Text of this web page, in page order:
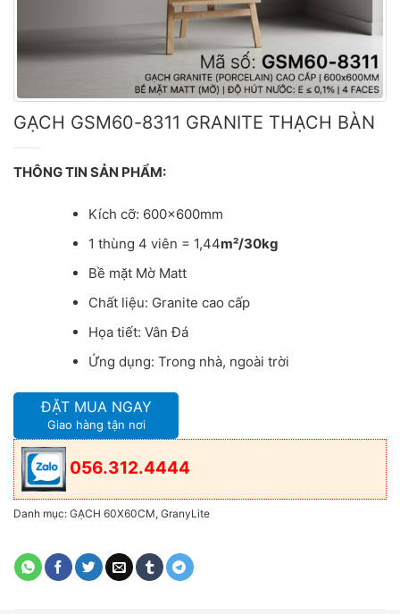
GẠCH GSM60-8311 GRANITE THẠCH BÀN
THÔNG TIN SẢN PHẨM:
Kích cỡ: 600x600mm
1 thùng 4 viên = 1,44m²/30kg
Bề mặt Mờ Matt
Chất liệu: Granite cao cấp
Họa tiết: Vân Đá
Ứng dụng: Trong nhà, ngoài trời
ĐẶT MUA NGAY
Giao hàng tận nơi
056.312.4444
Danh mục: GẠCH 60X60CM, GranyLite